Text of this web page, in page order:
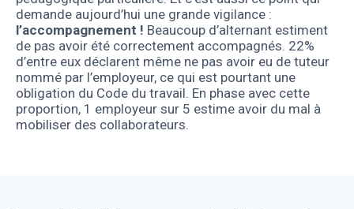
demande aujourd’hui une grande vigilance :
l’accompagnement ! Beaucoup d’alternant estiment
de pas avoir été correctement accompagnés. 22%
d’entre eux déclarent même ne pas avoir eu de tuteur
nommé par l’employeur, ce qui est pourtant une
obligation du Code du travail. En phase avec cette
proportion, 1 employeur sur 5 estime avoir du mal à
mobiliser des collaborateurs.